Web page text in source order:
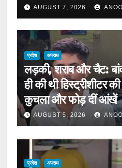
AUGUST 7, 2026
प्रदेश अपराध
लड़की, शराब और चैट:
ही की थी हिस्ट्रीशीटर
कुचला और फोड़ दीं आंखें
AUGUST 5, 2026
प्रदेश अपराध